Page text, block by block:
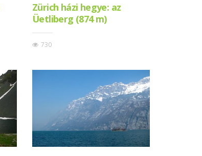
Zürich házi hegye: az
Üetliberg (874 m)
730